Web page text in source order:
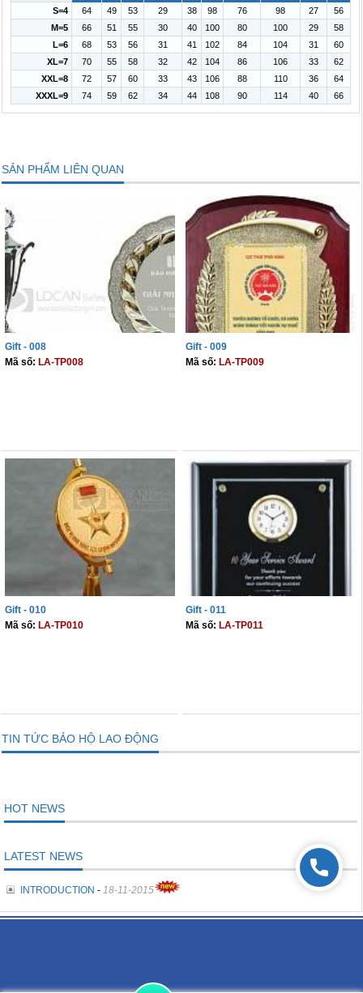
S=4
64 49 53 29 38 98 76 98 27
56
M=5
66 51 55 30 40 100 80 100 29
58
L=6
68 53 56 31 41 102 84 104 31
60
XL=7
70 55 58 32 42 104 86 106 33
62
XXL=8
72 57 60 33 43 106 88 110 36
64
XXXL=9
74 59 62 34 44 108 90 114 40 66
SẢN PHẨM LIÊN QUAN
Gift - 008
Mã số: LA-TP008
Gift - 009
Mã số: LA-TP009
Gift - 010
Mã số: LA-TP010
Gift - 011
Mã số: LA-TP011
TIN TỨC BẢO HỘ LAO ĐỘNG
HOT NEWS
LATEST NEWS
INTRODUCTION - 18-11-2015